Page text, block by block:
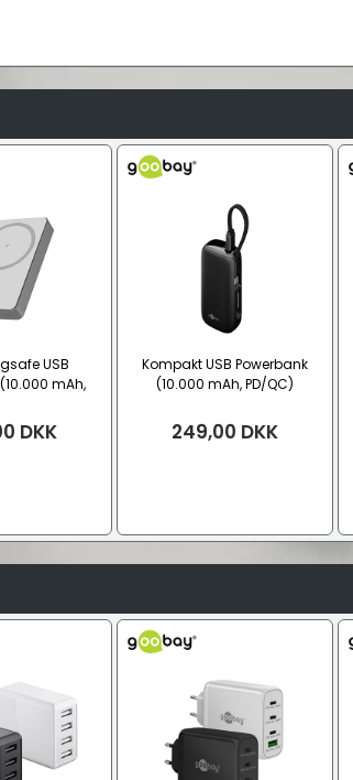
USB
mAh,
DKK
Kompakt USB Powerbank
(10.000 mAh, PD/QC)
249,00 DKK